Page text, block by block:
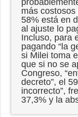
más costosos
58% está en
al ajuste lo
Incluso, para
pagando “la
si Milei toma
que si no se
Congreso,
decreto”, el
incorrecto”,
37,3% y la